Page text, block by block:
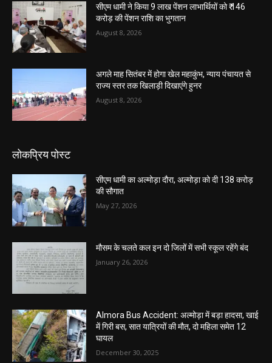
सीएम धामी ने किया 9 लाख पेंशन लाभार्थियों को ₹ 146
करोड़ की पेंशन राशि का भुगतान
August 8, 2026
अगले माह सितंबर में होगा खेल महाकुंभ, न्याय पंचायत से
राज्य स्तर तक खिलाड़ी दिखाएंगे हुनर
August 8, 2026
लोकप्रिय पोस्ट
सीएम धामी का अल्मोड़ा दौरा, अल्मोड़ा को दी 138 करोड़
की सौगात
May 27, 2026
मौसम के चलते कल इन दो जिलों में सभी स्कूल रहेंगे बंद
January 26, 2026
Almora Bus Accident: अल्मोड़ा में बड़ा हादसा, खाई
में गिरी बस, सात यात्रियों की मौत, दो महिला समेत 12
घायल
December 30, 2025